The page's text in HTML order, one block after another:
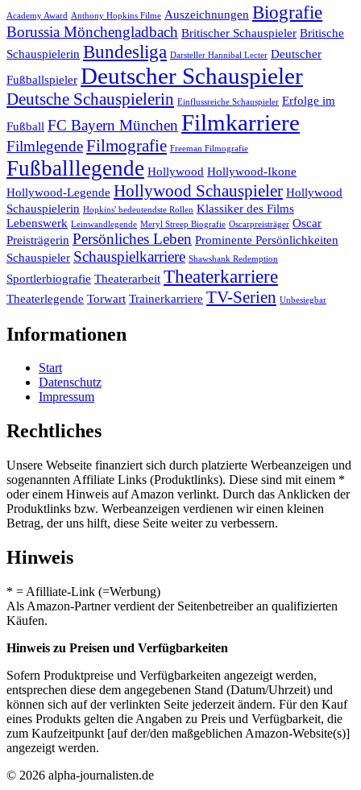
Academy Award Anthony Hopkins Filme Auszeichnungen Biografie
Borussia Mönchengladbach Britischer Schauspieler Britische
Schauspielerin Bundesliga Darsteller Hannibal Lecter Deutscher
Fußballspieler Deutscher Schauspieler
Deutsche Schauspielerin Einflussreiche Schauspieler Erfolge im
Fußball FC Bayern München Filmkarriere
FilmlegendeFilmografie Freeman Filmografie
Fußballlegende Hollywood Hollywood-Ikone
Hollywood-Legende Hollywood Schauspieler Hollywood
Schauspielerin Hopkins' bedeutendste Rollen Klassiker des Films
Lebenswerk Leinwandlegende Meryl Streep Biografie Oscarpreisträger Oscar
Preisträgerin Persönliches Leben Prominente Persönlichkeiten
Schauspieler Schauspielkarriere Shawshank Redemption
Sportlerbiografie Theaterarbeit Theaterkarriere
Theaterlegende Torwart Trainerkarriere TV-Serien Unbesiegbar
Informationen
Start
Datenschutz
Impressum
Rechtliches
Unsere Webseite finanziert sich durch platzierte Werbeanzeigen und
sogenannten Affiliate Links (Produktlinks). Diese sind mit einem *
oder einem Hinweis auf Amazon verlinkt. Durch das Anklicken der
Produktlinks bzw. Werbeanzeigen verdienen wir einen kleinen
Betrag, der uns hilft, diese Seite weiter zu verbessern.
Hinweis
* = Afilliate-Link (=Werbung)
Als Amazon-Partner verdient der Seitenbetreiber an qualifizierten
Käufen.
Hinweis zu Preisen und Verfügbarkeiten
Sofern Produktpreise und Verfügbarkeiten angezeigt werden,
entsprechen diese dem angegebenen Stand (Datum/Uhrzeit) und
können sich auf der verlinkten Seite jederzeit ändern. Für den Kauf
eines Produkts gelten die Angaben zu Preis und Verfügbarkeit, die
zum Kaufzeitpunkt [auf der/den maßgeblichen Amazon-Website(s)]
angezeigt werden.
© 2026 alpha-journalisten.de